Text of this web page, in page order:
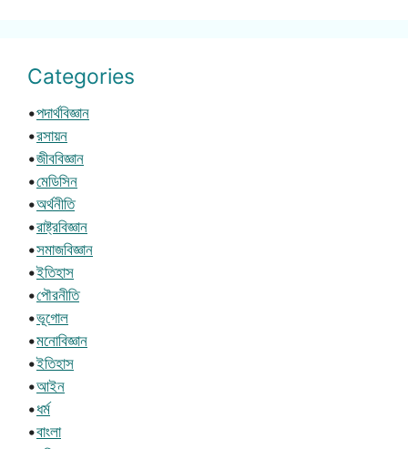
Categories
•পদার্থবিজ্ঞান
•রসায়ন
•জীববিজ্ঞান
•মেডিসিন
•অর্থনীতি
•রাষ্ট্রবিজ্ঞান
•সমাজবিজ্ঞান
•ইতিহাস
•পৌরনীতি
•ভূগোল
•মনোবিজ্ঞান
•ইতিহাস
•আইন
•ধর্ম
•বাংলা